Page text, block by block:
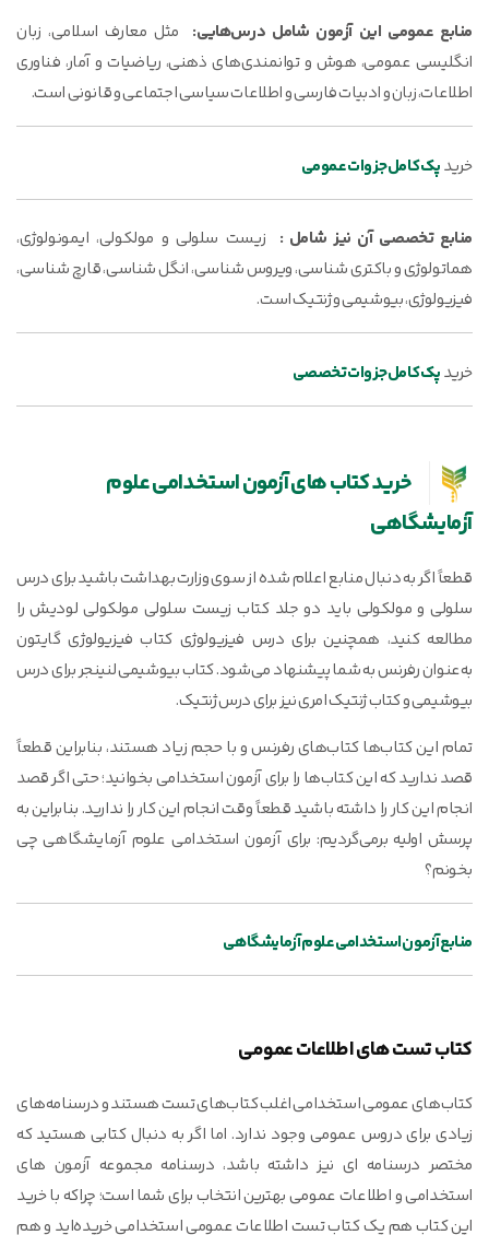
منابع عمومی این آزمون شامل درس‌هایی: مثل معارف اسلامی، زبان
انگلیسی عمومی، هوش و توانمندی‌های ذهنی، ریاضیات و آمار، فناوری
اطلاعات، زبان و ادبیات فارسی و اطلاعات سیاسی اجتماعی و قانونی است.
خریدپک کامل جزوات عمومی
منابع تخصصی آن نیز شامل : زیست سلولی و مولکولی، ایمونولوژی،
هماتولوژی و باکتری شناسی، ویروس شناسی، انگل شناسی، قارچ شناسی،
فیزیولوژی، بیوشیمی و ژنتیک است.
خریدپک کامل جزوات تخصصی
خرید کتاب های آزمون استخدامی علوم
آزمایشگاهی
قطعاً اگر به دنبال منابع اعلام شده از سوی وزارت بهداشت باشید برای درس
سلولی و مولکولی باید دو جلد کتاب زیست سلولی مولکولی لودیش را
مطالعه کنید، همچنین برای درس فیزیولوژی کتاب فیزیولوژی گایتون
به‌عنوان رفرنس به شما پیشنهاد می‌شود. کتاب بیوشیمی لنینجر برای درس
بیوشیمی و کتاب ژنتیک امری نیز برای درس ژنتیک.
تمام این کتاب‌ها کتاب‌های رفرنس و با حجم زیاد هستند، بنابراین قطعاً
قصد ندارید که این کتاب‌ها را برای آزمون استخدامی بخوانید؛ حتی اگر قصد
انجام این کار را داشته باشید قطعاً وقت انجام این کار را ندارید. بنابراین به
پرسش اولیه برمی‌گردیم: برای آزمون استخدامی علوم آزمایشگاهی چی
بخونم؟
منابع آزمون استخدامی علوم آزمایشگاهی
کتاب تست های اطلاعات عمومی
کتاب‌های عمومی استخدامی اغلب کتاب‌های تست هستند و درسنامه‌های
زیادی برای دروس عمومی وجود ندارد. اما اگر به دنبال کتابی هستید که
مختصر درسنامه ای نیز داشته باشد، درسنامه مجموعه آزمون های
استخدامی و اطلاعات عمومی بهترین انتخاب برای شما است؛ چراکه با خرید
این کتاب هم یک کتاب تست اطلاعات عمومی استخدامی خریده‌اید و هم